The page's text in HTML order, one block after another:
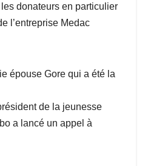
donateurs en particulier
l’entreprise Medac
épouse Gore qui a été la
de la jeunesse
a lancé un appel à